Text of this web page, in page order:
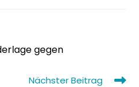
gegen
Nächster Beitrag